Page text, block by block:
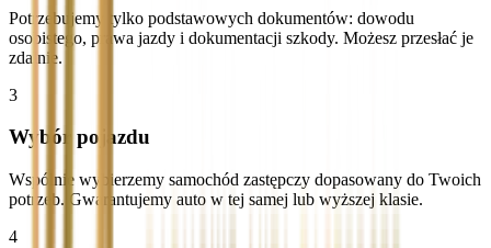
Potrzebujemy tylko podstawowych dokumentów: dowodu
osobistego, prawa jazdy i dokumentacji szkody. Możesz przesłać je
zdalnie.
3
Wybór pojazdu
Wspólnie wybierzemy samochód zastępczy dopasowany do Twoich
potrzeb. Gwarantujemy auto w tej samej lub wyższej klasie.
4